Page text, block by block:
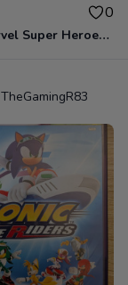
0
Lego Marvel Super Heroes Xbox 360
TheGamingR83